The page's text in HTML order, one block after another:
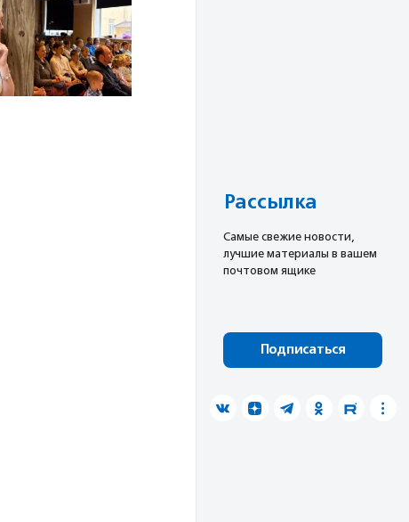
Рассылка
Cамые свежие новости,
лучшие материалы в вашем
почтовом ящике
Подписаться